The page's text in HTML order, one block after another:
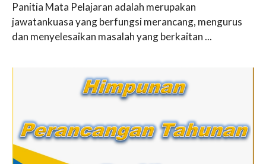
Panitia Mata Pelajaran adalah merupakan
jawatankuasa yang berfungsi merancang, mengurus
dan menyelesaikan masalah yang berkaitan ...